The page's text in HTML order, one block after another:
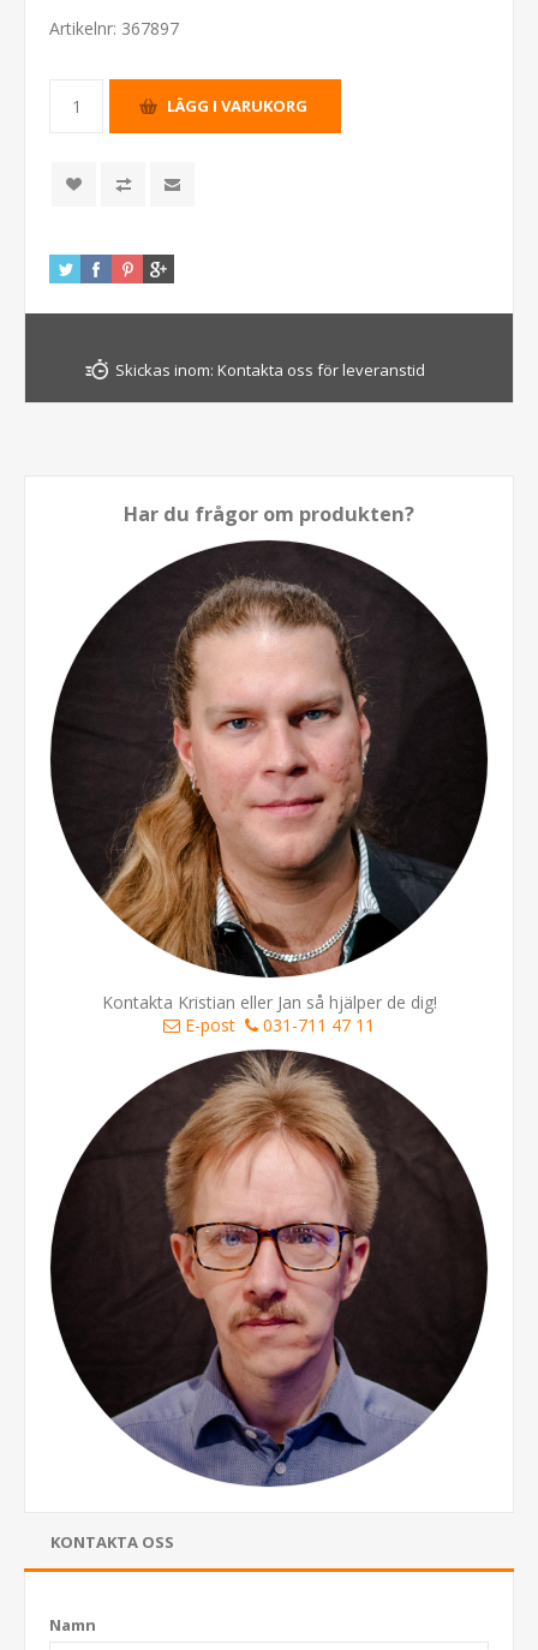
Artikelnr: 367897
Skickas inom: Kontakta oss för leveranstid
Har du frågor om produkten?
Kontakta Kristian eller Jan så hjälper de dig!
E-post
031-711 47 11
KONTAKTA OSS
Namn